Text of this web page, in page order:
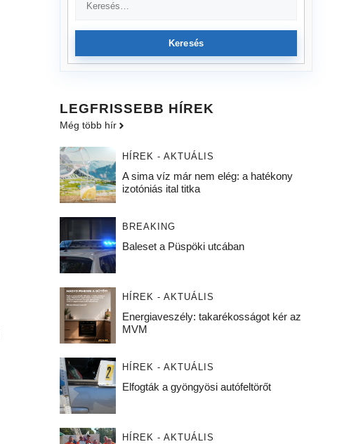
Keresés
LEGFRISSEBB HÍREK
Még több hír
HÍREK - AKTUÁLIS
A sima víz már nem elég: a hatékony
izotóniás ital titka
BREAKING
Baleset a Püspöki utcában
HÍREK - AKTUÁLIS
Energiaveszély: takarékosságot kér az
MVM
HÍREK - AKTUÁLIS
Elfogták a gyöngyösi autófeltörőt
HÍREK - AKTUÁLIS